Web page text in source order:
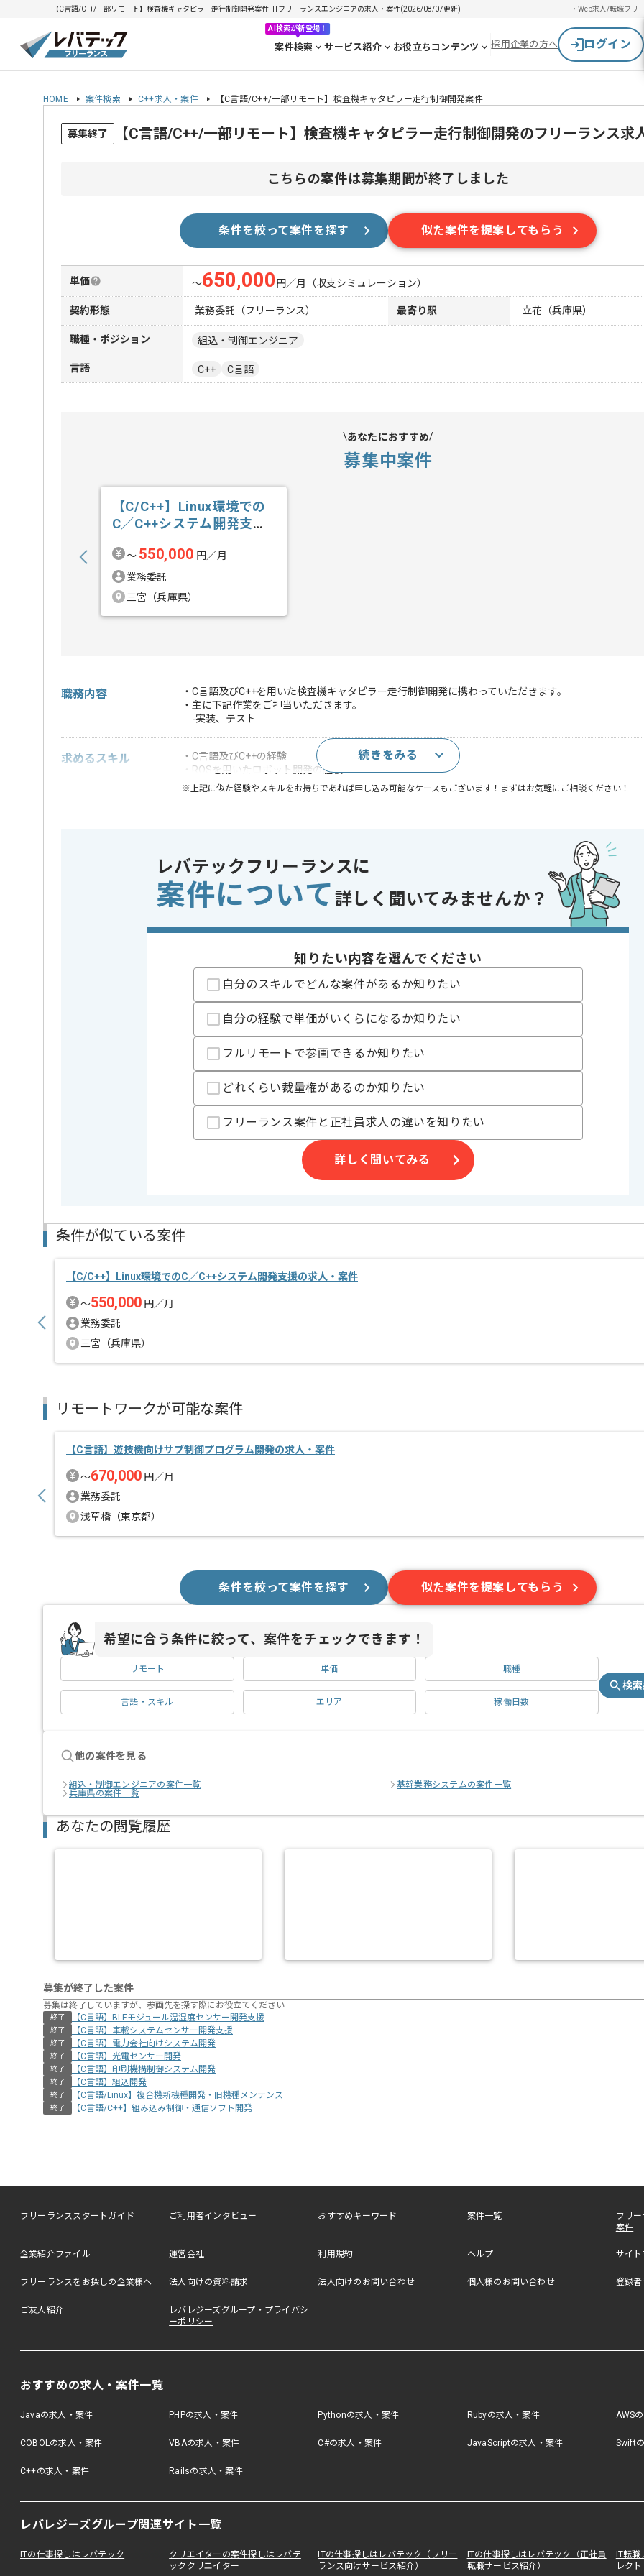
【C言語/C++/一部リモート】検査機キャタピラー走行制御開発案件| ITフリーランスエンジニアの求人・案件(2026/08/07更新) IT・Web求人/転職フリ
AI検索が新登場！
案件検索 サービス紹介 お役立ちコンテンツ 採用企業の方へ ログイン
HOME 案件検索 C++求人・案件 【C言語/C++/一部リモート】検査機キャタピラー走行制御開発案件
募集終了 【C言語/C++/一部リモート】検査機キャタピラー走行制御開発のフリーランス求
こちらの案件は募集期間が終了しました
条件を絞って案件を探す 似た案件を提案してもらう
単価 〜650,000 円／月 （収支シミュレーション）
契約形態 業務委託（フリーランス） 最寄り駅 立花（兵庫県）
職種・ポジション 組込・制御エンジニア
言語 C++ C言語
あなたにおすすめ
募集中案件
【C/C++】Linux環境での
C／C++システム開発支援
〜 550,000 円／月
業務委託
三宮（兵庫県）
職務内容
・C言語及びC++を用いた検査機キャタピラー走行制御開発に携わっていただきます。
・主に下記作業をご担当いただきます。
-実装、テスト
求めるスキル
・C言語及びC++の経験
・ROSを用いたロボット開発の経験
※上記に似た経験やスキルをお持ちであれば申し込み可能なケースもございます！まずはお気軽にご相談ください！
リモートワーク：基本的にフルリモートでの作業を想定しております。
※リモート頻度は習熟度や状況に応じて変動いたします。
レバテックでの実績がある企業の案件でございます。
C言語及びC++での開発経験を活かすことができます。
複数案件を保有している企業ですので、
ご経験と実績に応じてスライド案件のご提案も差し上げる場合がございます。
新しいアイディアや技術を積極的に導入し、
経験豊富なエンジニアと成長が出来る環境でございます。
スキルアップされたい方、長期的に参画されたい方にオススメの案件です。
続きをみる
レバテックフリーランスに
案件について 詳しく聞いてみませんか？
知りたい内容を選んでください
自分のスキルでどんな案件があるか知りたい
自分の経験で単価がいくらになるか知りたい
フルリモートで参画できるか知りたい
どれくらい裁量権があるのか知りたい
フリーランス案件と正社員求人の違いを知りたい
詳しく聞いてみる
条件が似ている案件
【C/C++】Linux環境でのC／C++システム開発支援の求人・案件
〜550,000 円／月
業務委託
三宮（兵庫県）
リモートワークが可能な案件
【C言語】遊技機向けサブ制御プログラム開発の求人・案件
〜670,000 円／月
業務委託
浅草橋（東京都）
条件を絞って案件を探す 似た案件を提案してもらう
希望に合う条件に絞って、案件をチェックできます！
リモート 単価 職種
言語・スキル エリア 稼働日数
検
他の案件を見る
組込・制御エンジニアの案件一覧
基幹業務システムの案件一覧
兵庫県の案件一覧
あなたの閲覧履歴
募集が終了した案件
募集は終了していますが、参画先を探す際にお役立てください
終了 【C言語】BLEモジュール温湿度センサー開発支援
終了 【C言語】車載システムセンサー開発支援
終了 【C言語】電力会社向けシステム開発
終了 【C言語】光電センサー開発
終了 【C言語】印刷機構制御システム開発
終了 【C言語】組込開発
終了 【C言語/Linux】複合機新機種開発・旧機種メンテンス
終了 【C言語/C++】組み込み制御・通信ソフト開発
フリーランススタートガイド ご利用者インタビュー おすすめキーワード 案件一覧
フリ
案件
企業紹介ファイル 運営会社 利用規約 ヘルプ サイ
フリーランスをお探しの企業様へ 法人向けの資料請求 法人向けのお問い合わせ 個人様のお問い合わせ 登録者
ご友人紹介
レバレジーズグループ・プライバシ
ーポリシー
おすすめの求人・案件一覧
Javaの求人・案件 PHPの求人・案件 Pythonの求人・案件 Rubyの求人・案件 AWS
COBOLの求人・案件 VBAの求人・案件 C#の求人・案件 JavaScriptの求人・案件 Swift
C++の求人・案件 Railsの求人・案件
レバレジーズグループ関連サイト一覧
ITの仕事探しはレバテック
クリエイターの案件探しはレバテ
ッククリエイター
ITの仕事探しはレバテック（フリー
ランス向けサービス紹介）
ITの仕事探しはレバテック（正社員
転職サービス紹介）
IT転
レクト